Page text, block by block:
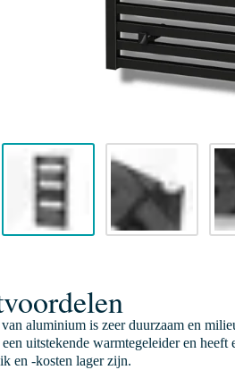
aluminium is zeer duurzaam en
uitstekende warmtegeleider en
en -kosten lager zijn.